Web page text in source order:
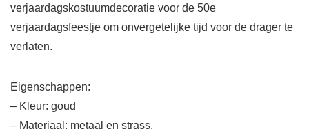
verjaardagskostuumdecoratie voor de 50e
verjaardagsfeestje om onvergetelijke tijd voor de drager te
verlaten.
Eigenschappen:
– Kleur: goud
– Materiaal: metaal en strass.